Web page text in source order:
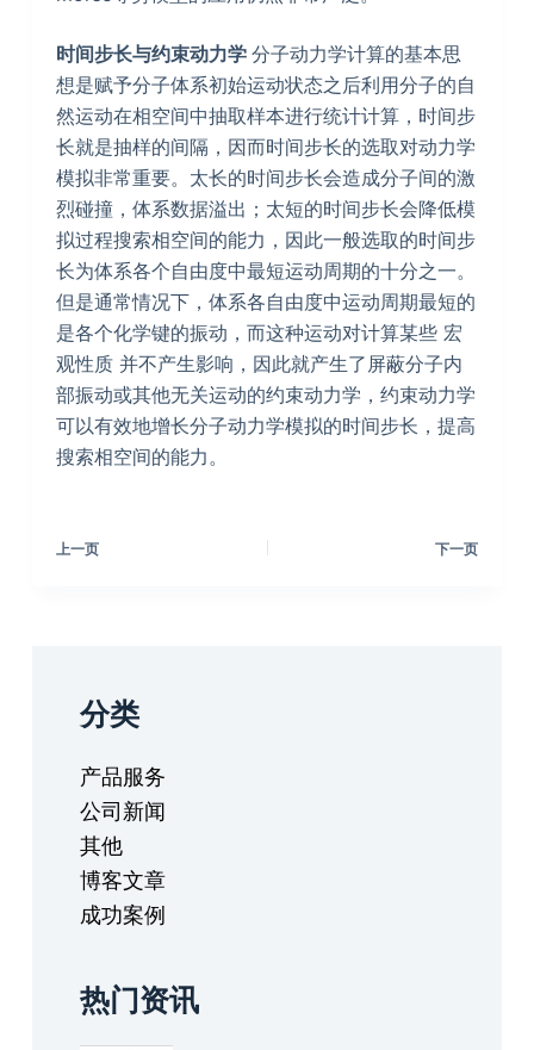
时间步长与约束动力学 分子动力学计算的基本思
想是赋予分子体系初始运动状态之后利用分子的自
然运动在相空间中抽取样本进行统计计算，时间步
长就是抽样的间隔，因而时间步长的选取对动力学
模拟非常重要。太长的时间步长会造成分子间的激
烈碰撞，体系数据溢出；太短的时间步长会降低模
拟过程搜索相空间的能力，因此一般选取的时间步
长为体系各个自由度中最短运动周期的十分之一。
但是通常情况下，体系各自由度中运动周期最短的
是各个化学键的振动，而这种运动对计算某些 宏
观性质 并不产生影响，因此就产生了屏蔽分子内
部振动或其他无关运动的约束动力学，约束动力学
可以有效地增长分子动力学模拟的时间步长，提高
搜索相空间的能力。
上一页 下一页
分类
产品服务
公司新闻
其他
博客文章
成功案例
热门资讯